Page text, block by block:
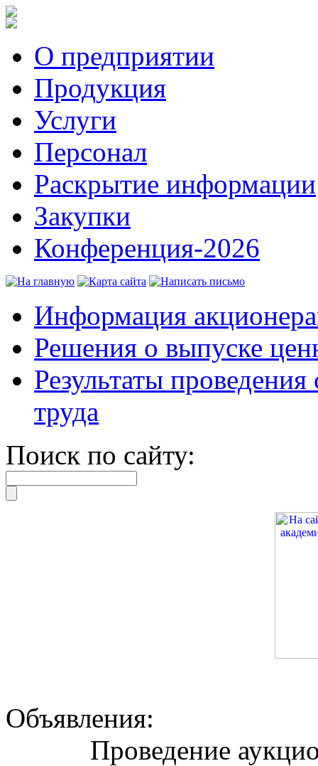
О предприятии
Продукция
Услуги
Персонал
Раскрытие информации
Закупки
Конференция-2026
Информация
Решения о выпуске
Результаты
труда
Поиск по сайту:
Объявления:
Проведение